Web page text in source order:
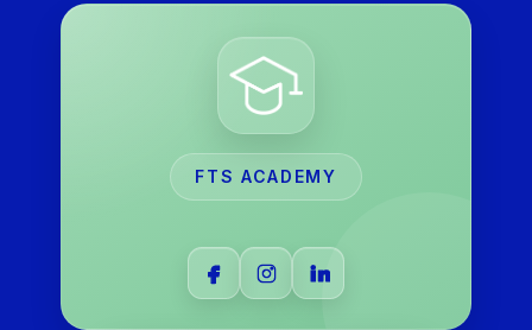
FTS ACADEMY